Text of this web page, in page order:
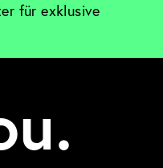
für exklusive